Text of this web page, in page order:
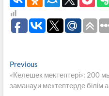
Навигация
по
PreviousPrevious
post:
«Келешек мектептері»: 200
заманауи мектептерде білім